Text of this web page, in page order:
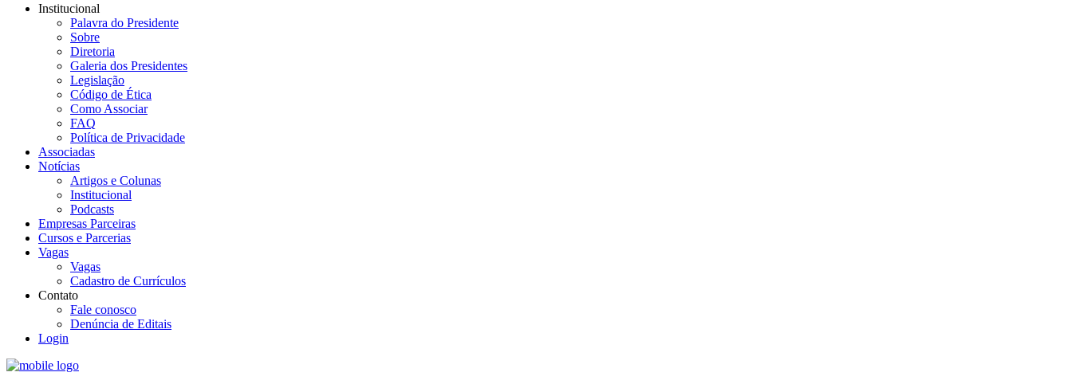
Institucional
Palavra do Presidente
Sobre
Diretoria
Galeria dos Presidentes
Legislação
Código de Ética
Como Associar
FAQ
Política de Privacidade
Associadas
Notícias
Artigos e Colunas
Institucional
Podcasts
Empresas Parceiras
Cursos e Parcerias
Vagas
Vagas
Cadastro de Currículos
Contato
Fale conosco
Denúncia de Editais
Login